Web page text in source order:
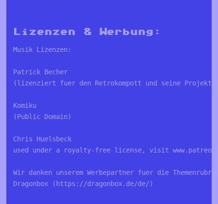
Lizenzen & Werbung:
Musik Lizenzen:
Patrick Becher
(lizenziert fuer den Retrokompott und seine
Komiku
(Public Domain)
Chris Huelsbeck
used under a royalty-free license, visit
Wir danken unserem Werbepartner fuer die
Dragonbox (https://dragonbox.de/de/)